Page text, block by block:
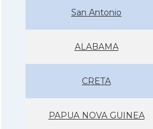
San Antonio
ALABAMA
CRETA
PAPUA NOVA GUINEA